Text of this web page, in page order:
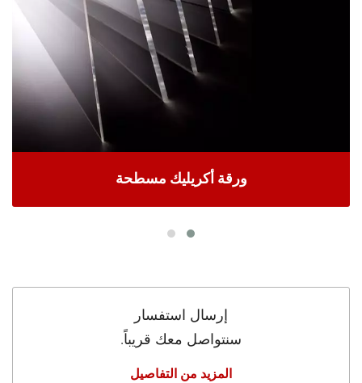
ورقة أكريليك مسطحة
إرسال استفسار
سنتواصل معك قريباً.
المزيد من التفاصيل